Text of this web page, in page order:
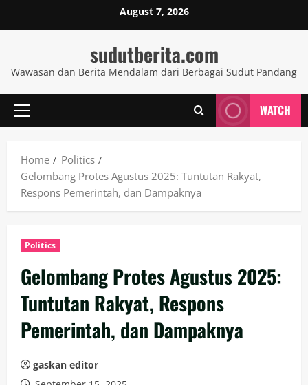
August 7, 2026
sudutberita.com
Wawasan dan Berita Mendalam dari Berbagai Sudut Pandang
Primary
WATCH
Home
Politics
Gelombang Protes Agustus 2025: Tuntutan Rakyat,
Respons Pemerintah, dan Dampaknya
Politics
Gelombang Protes Agustus 2025:
Tuntutan Rakyat, Respons
Pemerintah, dan Dampaknya
gaskan editor